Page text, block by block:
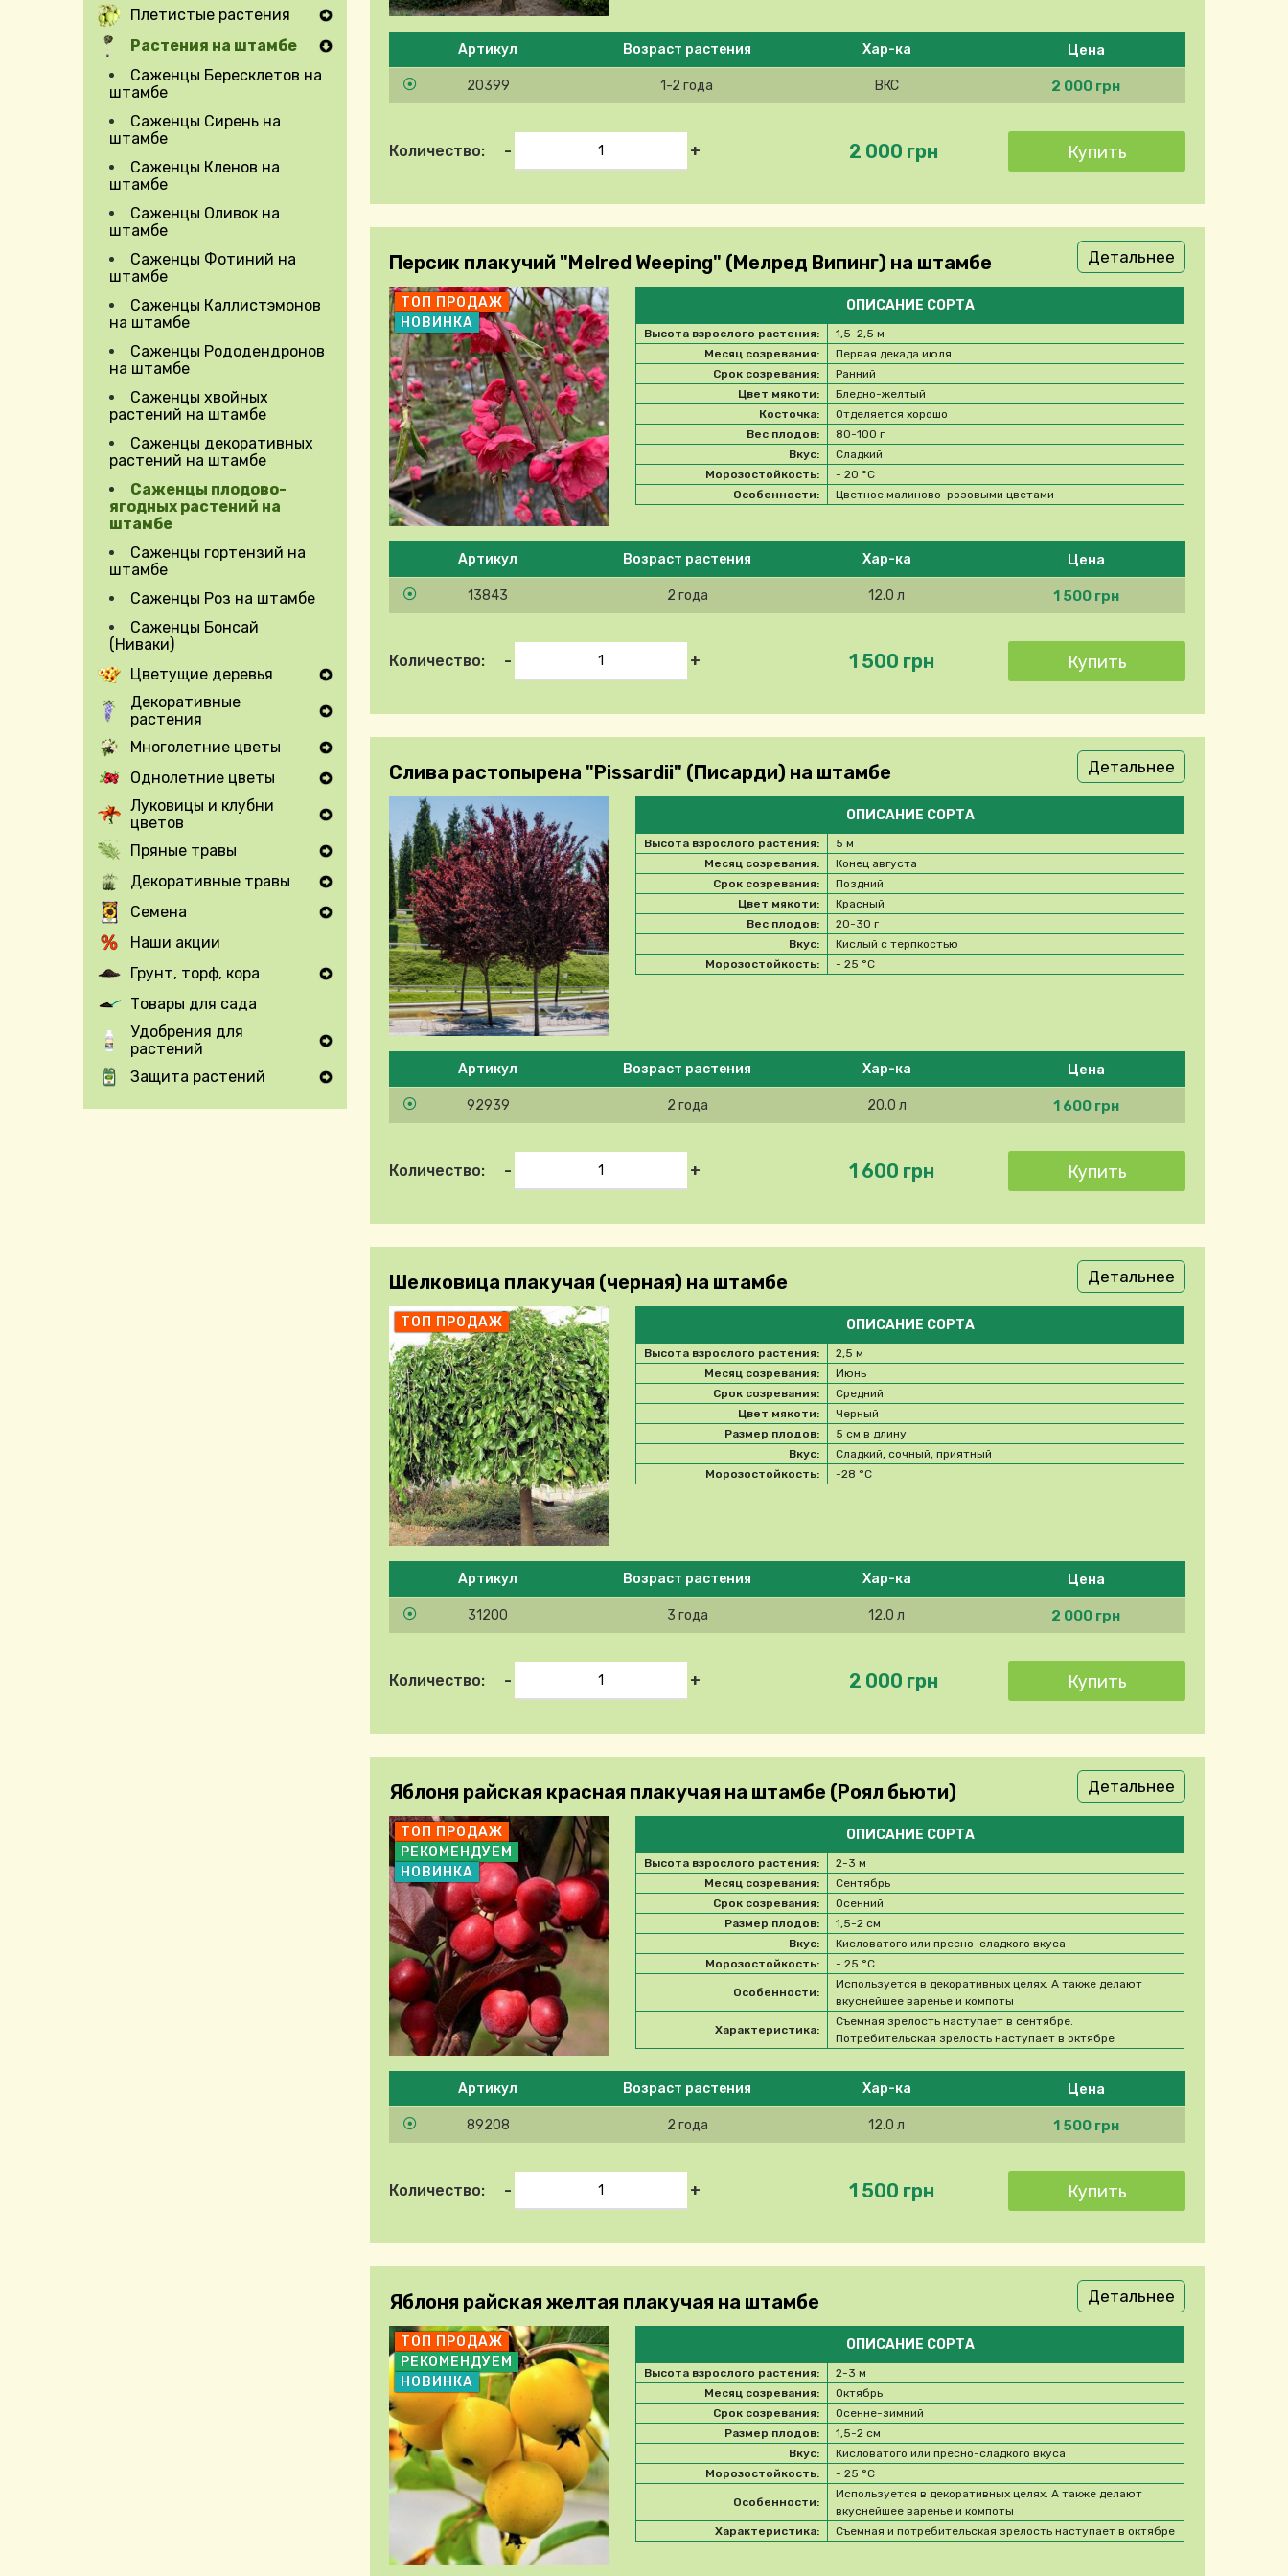
Плетистые растения
Expand Secondary Navigation Menu
Растения на штамбе
Expand Secondary Navigation Menu
Саженцы Бересклетов на
штамбе
Саженцы Сирень на
штамбе
Саженцы Кленов на
штамбе
Саженцы Оливок на
штамбе
Саженцы Фотиний на
штамбе
Саженцы Каллистэмонов
на штамбе
Саженцы Рододендронов
на штамбе
Саженцы хвойных
растений на штамбе
Саженцы декоративных
растений на штамбе
Саженцы плодово-
ягодных растений на
штамбе
Саженцы гортензий на
штамбе
Саженцы Роз на штамбе
Саженцы Бонсай
(Ниваки)
Цветущие деревья
Expand Secondary Navigation Menu
Декоративные
растения
Expand Secondary Navigation Menu
Многолетние цветы
Expand Secondary Navigation Menu
Однолетние цветы
Expand Secondary Navigation Menu
Луковицы и клубни
цветов
Expand Secondary Navigation Menu
Пряные травы
Expand Secondary Navigation Menu
Декоративные травы
Expand Secondary Navigation Menu
Семена
Expand Secondary Navigation Menu
Наши акции
Грунт, торф, кора
Expand Secondary Navigation Menu
Товары для сада
Удобрения для
растений
Expand Secondary Navigation Menu
Защита растений
Expand Secondary Navigation Menu
Please select product
Артикул Возраст растения Хар-ка Цена
20399 1-2 года ВКС 2 000 грн
Количество: - + 2 000 грн
Персик плакучий "Melred Weeping" (Мелред Випинг) на штамбе Детальнее
ТОП ПРОДАЖ
НОВИНКА
ОПИСАНИЕ СОРТА
Высота взрослого растения:
1,5-2,5 м
Месяц созревания:
Первая декада июля
Срок созревания:
Ранний
Цвет мякоти:
Бледно-желтый
Косточка:
Отделяется хорошо
Вес плодов:
80-100 г
Вкус:
Сладкий
Морозостойкость:
- 20 °C
Особенности:
Цветное малиново-розовыми цветами
Please select product
Артикул Возраст растения Хар-ка Цена
13843 2 года 12.0 л 1 500 грн
Количество: - + 1 500 грн
Слива растопырена "Pissardii" (Писарди) на штамбе Детальнее
ОПИСАНИЕ СОРТА
Высота взрослого растения:
5 м
Месяц созревания:
Конец августа
Срок созревания:
Поздний
Цвет мякоти:
Красный
Вес плодов:
20-30 г
Вкус:
Кислый с терпкостью
Морозостойкость:
- 25 °C
Please select product
Артикул Возраст растения Хар-ка Цена
92939 2 года 20.0 л 1 600 грн
Количество: - + 1 600 грн
Шелковица плакучая (черная) на штамбе Детальнее
ТОП ПРОДАЖ ОПИСАНИЕ СОРТА
Высота взрослого растения:
2,5 м
Месяц созревания:
Июнь
Срок созревания:
Средний
Цвет мякоти:
Черный
Размер плодов:
5 см в длину
Вкус:
Сладкий, сочный, приятный
Морозостойкость:
-28 °C
Please select product
Артикул Возраст растения Хар-ка Цена
31200 3 года 12.0 л 2 000 грн
Количество: - + 2 000 грн
Яблоня райская красная плакучая на штамбе (Роял бьюти) Детальнее
ТОП ПРОДАЖ
РЕКОМЕНДУЕМ
НОВИНКА
ОПИСАНИЕ СОРТА
Высота взрослого растения:
2-3 м
Месяц созревания:
Сентябрь
Срок созревания:
Осенний
Размер плодов:
1,5-2 см
Вкус:
Кисловатого или пресно-сладкого вкуса
Морозостойкость:
- 25 °C
Особенности:
Используется в декоративных целях. А также делают
вкуснейшее варенье и компоты
Характеристика:
Съемная зрелость наступает в сентябре.
Потребительская зрелость наступает в октябре
Please select product
Артикул Возраст растения Хар-ка Цена
89208 2 года 12.0 л 1 500 грн
Количество: - + 1 500 грн
Яблоня райская желтая плакучая на штамбе Детальнее
ТОП ПРОДАЖ
РЕКОМЕНДУЕМ
НОВИНКА
ОПИСАНИЕ СОРТА
Высота взрослого растения:
2-3 м
Месяц созревания:
Октябрь
Срок созревания:
Осенне-зимний
Размер плодов:
1,5-2 см
Вкус:
Кисловатого или пресно-сладкого вкуса
Морозостойкость:
- 25 °C
Особенности:
Используется в декоративных целях. А также делают
вкуснейшее варенье и компоты
Характеристика:
Съемная и потребительская зрелость наступает в октябре